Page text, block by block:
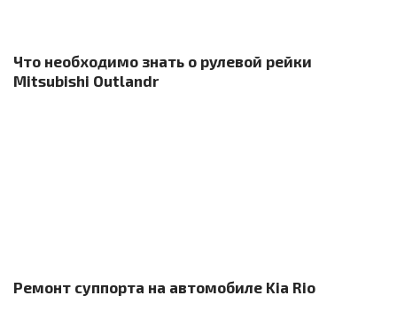
Что необходимо знать о рулевой рейки
Mitsubishi Outlandr
Ремонт суппорта на автомобиле Kia Rio